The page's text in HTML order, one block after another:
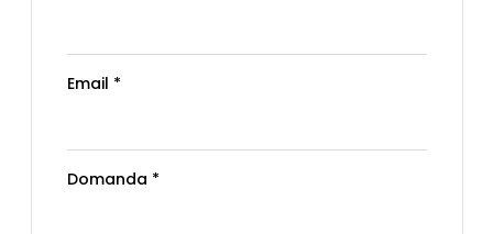
Email *
Domanda *